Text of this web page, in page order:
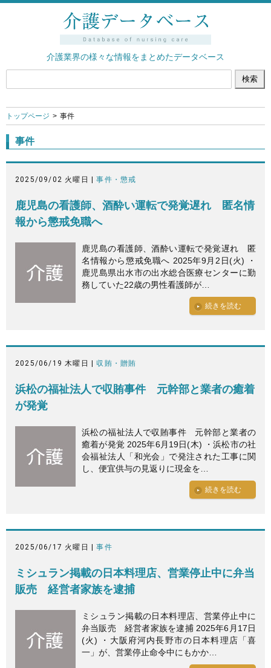
介護業界の様々な情報をまとめたデータベース
トップページ 事件
事件
2025/09/02 火曜日 |事件・懲戒
鹿児島の看護師、酒酔い運転で発覚遅れ 匿名情
報から懲戒免職へ
鹿児島の看護師、酒酔い運転で発覚遅れ 匿
名情報から懲戒免職へ 2025年9月2日(火) ・
鹿児島県出水市の出水総合医療センターに勤
務していた22歳の男性看護師が…
続きを読む
2025/06/19 木曜日 |収賄・贈賄
浜松の福祉法人で収賄事件 元幹部と業者の癒着
が発覚
浜松の福祉法人で収賄事件 元幹部と業者の
癒着が発覚 2025年6月19日(木) ・浜松市の社
会福祉法人「和光会」で発注された工事に関
し、便宜供与の見返りに現金を…
続きを読む
2025/06/17 火曜日 |事件
ミシュラン掲載の日本料理店、営業停止中に弁当
販売 経営者家族を逮捕
ミシュラン掲載の日本料理店、営業停止中に
弁当販売 経営者家族を逮捕 2025年6月17日
(火) ・大阪府河内長野市の日本料理店「喜
一」が、営業停止命令中にもかか…